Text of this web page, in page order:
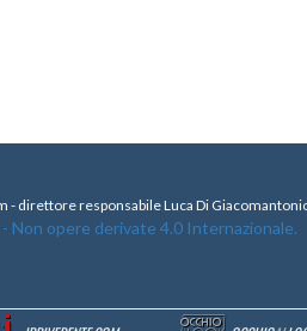
- direttore responsabile Luca Di
Non opere derivate 4.0 Internazionale.